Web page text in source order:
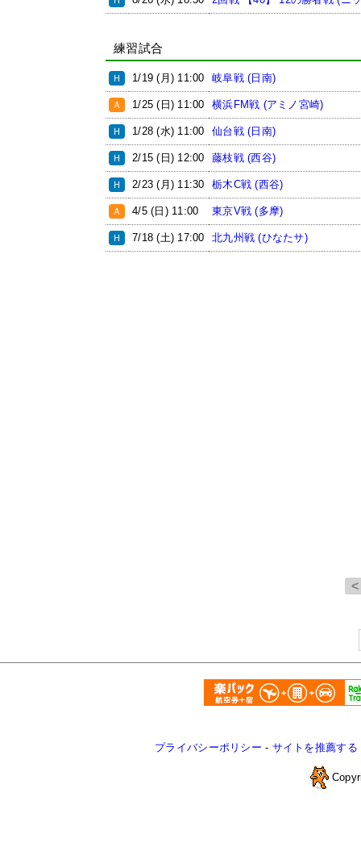
練習試合
Ｈ 1/19 (月) 11:00 岐阜戦 (日南)
Ａ 1/25 (日) 11:00 横浜FM戦 (アミノ宮崎)
Ｈ 1/28 (水) 11:00 仙台戦 (日南)
Ｈ 2/15 (日) 12:00 藤枝戦 (西谷)
Ｈ 2/23 (月) 11:30 栃木C戦 (西谷)
Ａ 4/5 (日) 11:00 東京V戦 (多摩)
Ｈ 7/18 (土) 17:00 北九州戦 (ひなたサ)
プライバシーポリシー - サイトを推薦する